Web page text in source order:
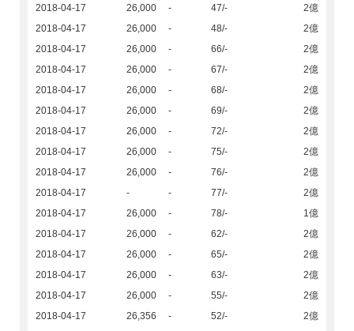
2018-04-17
26,000 - 47/-
2億
2018-04-17
26,000 - 48/-
2億
2018-04-17
26,000 - 66/-
2億
2018-04-17
26,000 - 67/-
2億
2018-04-17
26,000 - 68/-
2億
2018-04-17
26,000 - 69/-
2億
2018-04-17
26,000 - 72/-
2億
2018-04-17
26,000 - 75/-
2億
2018-04-17
26,000 - 76/-
2億
2018-04-17
- - 77/-
2億
2018-04-17
26,000 - 78/-
1億
2018-04-17
26,000 - 62/-
2億
2018-04-17
26,000 - 65/-
2億
2018-04-17
26,000 - 63/-
2億
2018-04-17
26,000 - 55/-
2億
2018-04-17
26,356 - 52/-
2億